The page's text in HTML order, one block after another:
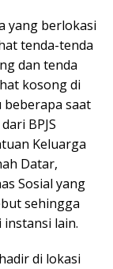
yang berlokasi
tenda-tenda
dan tenda
kosong di
beberapa saat
BPJS
Keluarga
Datar,
Sosial yang
sehingga
lain.
di lokasi